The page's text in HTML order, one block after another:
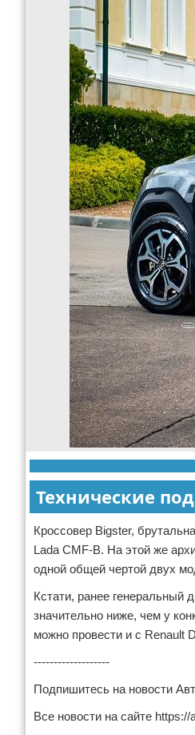
Технические
Кроссовер Bigster,
Lada CMF-B. На этой же
одной общей чертой двух
Кстати, ранее генеральный
значительно ниже, чем у
можно провести и с
-------------------
Подпишитесь на новости
Все новости на сайте https://